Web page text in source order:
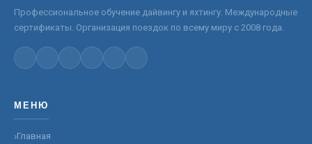
Профессиональное обучение дайвингу и яхтингу. Международные
сертификаты. Организация поездок по всему миру с 2008 года.
МЕНЮ
Главная